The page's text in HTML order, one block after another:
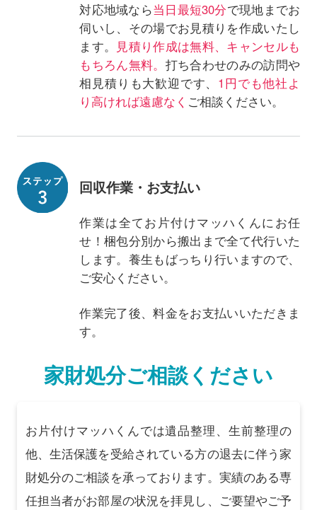
対応地域なら当日最短30分で現地までお
伺いし、その場でお見積りを作成いたし
ます。 見積り作成は無料、キャンセルも
もちろん無料。 打ち合わせのみの訪問や
相見積りも大歓迎です、 1円でも他社よ
り高ければ遠慮なく ご相談ください。
回収作業・お支払い
作業は全てお片付けマッハくんにお任
せ！梱包分別から搬出まで全て代行いた
します。養生もばっちり行いますので、
ご安心ください。
作業完了後、料金をお支払いいただきま
す。
家財処分ご相談ください
お片付けマッハくんでは遺品整理、生前整理の
他、生活保護を受給されている方の退去に伴う家
財処分のご相談を承っております。実績のある専
任担当者がお部屋の状況を拝見し、ご要望やご予